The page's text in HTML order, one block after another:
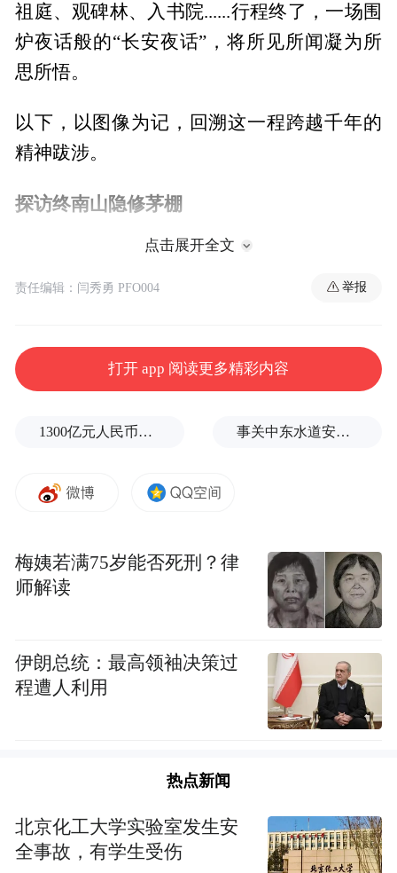
祖庭、观碑林、入书院......行程终了，一场围
炉夜话般的“长安夜话”，将所见所闻凝为所
思所悟。
以下，以图像为记，回溯这一程跨越千年的
精神跋涉。
探访终南山隐修茅棚
终南山自魏晋以来即是中国隐逸文化的核心
地标，“天下修行，终南为冠”。历代不乏修
化”，至今仍有许多隐修者在简陋茅棚中静
修，是当代中国山林修行传统最鲜活的遗
点击展开全文
责任编辑：闫秀勇 PFO004 举报
打开 app 阅读更多精彩内容
1300亿元人民币，阿根廷：同中国延长5年货币互换协议 事关中东水道安全，沙特、埃及、土耳其、巴基斯坦外长举行会晤
梅姨若满75岁能否死刑？律
师解读
伊朗总统：最高领袖决策过
程遭人利用
热点新闻
北京化工大学实验室发生安
全事故，有学生受伤